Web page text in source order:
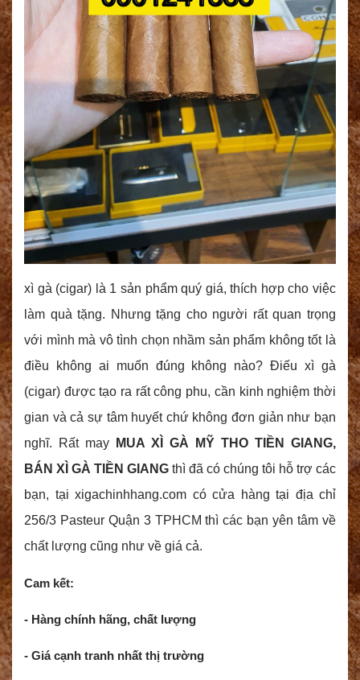
xì gà (cigar) là 1 sản phẩm quý giá, thích hợp cho việc
làm quà tặng. Nhưng tặng cho người rất quan trọng
với mình mà vô tình chọn nhầm sản phẩm không tốt là
điều không ai muốn đúng không nào? Điếu xì gà
(cigar) được tạo ra rất công phu, cần kinh nghiệm thời
gian và cả sự tâm huyết chứ không đơn giản như bạn
nghĩ. Rất may
MUA XÌ GÀ MỸ THO TIỀN GIANG,
BÁN XÌ GÀ TIỀN GIANG thì đã có chúng tôi hỗ trợ các
bạn, tại xigachinhhang.com có cửa hàng tại địa chỉ
256/3 Pasteur Quận 3 TPHCM thì các bạn yên tâm về
chất lượng cũng như về giá cả.
Cam kết:
- Hàng chính hãng, chất lượng
- Giá cạnh tranh nhất thị trường